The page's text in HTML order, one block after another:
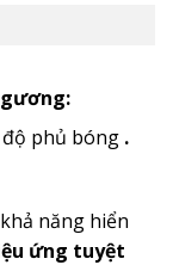
phủ bóng .
năng hiển
ứng tuyệt